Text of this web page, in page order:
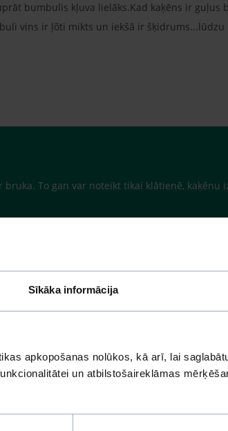
Sīkāka informācija
apkopošanas nolūkos, kā arī, lai
un atbilstošaireklāmas
bumbulis kļuva lielāks.Kad kaķēns ir guļus
vins ir ļõti mikts un iekšā ir šķidrums...lūdzu
To gan var noteikt tikai klātienē, kaķēnu